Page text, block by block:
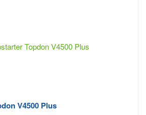
V4500 Plus